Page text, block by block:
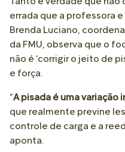
Tanto é verdade que
errada que a professora
Brenda Luciano,
da FMU, observa que o
não é ‘corrigir o jeito de
e força.
“A pisada é uma variação
que realmente previne
controle de carga e a
aponta.